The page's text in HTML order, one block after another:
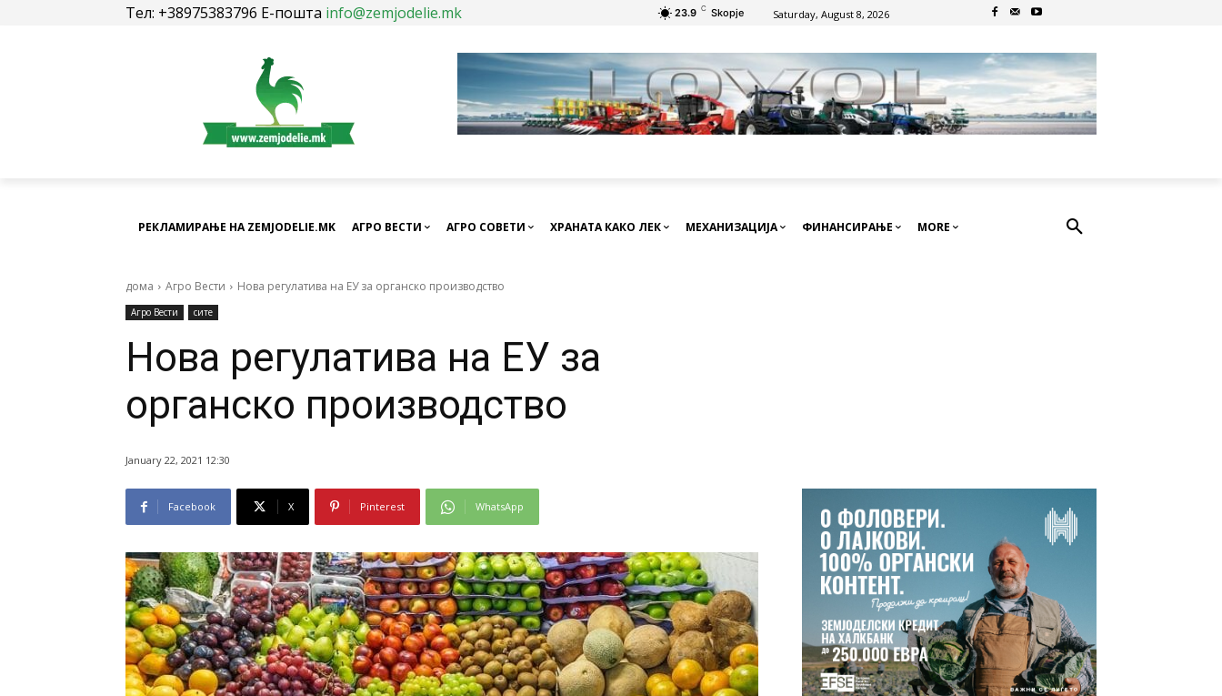
Тел: +38975383796 Е-пошта info@zemjodelie.mk 23.9 C Skopje Saturday, August 8, 2026
РЕКЛАМИРАЊЕ НА ZEMJODELIE.MK АГРО ВЕСТИ АГРО СОВЕТИ ХРАНАТА КАКО ЛЕК МЕХАНИЗАЦИЈА ФИНАНСИРАЊЕ MORE
дома Агро Вести Нова регулатива на ЕУ за органско производство
Агро Вести сите
Нова регулатива на ЕУ за
органско производство
January 22, 2021 12:30
Facebook X Pinterest WhatsApp